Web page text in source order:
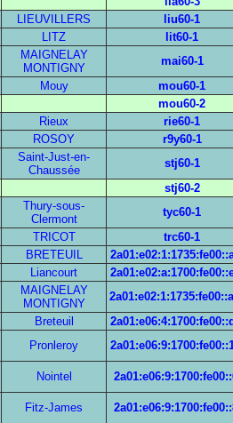
LIEUVILLERS
liu60-1
LITZ
lit60-1
MAIGNELAY
MONTIGNY
mai60-1
Mouy
mou60-1
mou60-2
Rieux
rie60-1
ROSOY
r9y60-1
Saint-Just-en-
Chaussée
stj60-1
stj60-2
Thury-sous-
Clermont
tyc60-1
TRICOT
trc60-1
BRETEUIL
Liancourt
MAIGNELAY
MONTIGNY
Breteuil
Pronleroy
Nointel
Fitz-James